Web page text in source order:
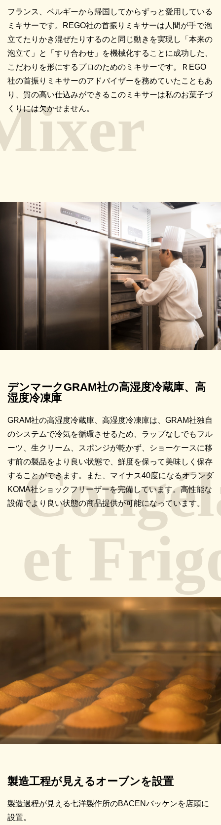
フランス、ベルギーから帰国してからずっと愛用している
ミキサーです。REGO社の首振りミキサーは人間が手で泡
立てたりかき混ぜたりするのと同じ動きを実現し「本来の
泡立て」と「すり合わせ」を機械化することに成功した、
こだわりを形にするプロのためのミキサーです。ＲEGO
社の首振りミキサーのアドバイザーを務めていたこともあ
り、質の高い仕込みができるこのミキサーは私のお菓子づ
くりには欠かせません。
デンマークGRAM社の高湿度冷蔵庫、高
湿度冷凍庫
GRAM社の高湿度冷蔵庫、高湿度冷凍庫は、GRAM社独自
のシステムで冷気を循環させるため、ラップなしでもフル
ーツ、生クリーム、スポンジが乾かず、ショーケースに移
す前の製品をより良い状態で、鮮度を保って美味しく保存
することができます。また、マイナス40度になるオランダ
KOMA社ショックフリーザーを完備しています。高性能な
設備でより良い状態の商品提供が可能になっています。
製造工程が見えるオーブンを設置
製造過程が見える七洋製作所のBACENバッケンを店頭に
設置。